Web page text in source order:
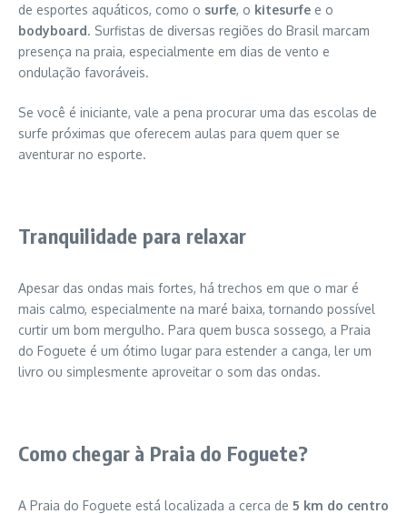
de esportes aquáticos, como o surfe, o kitesurfe e o
bodyboard. Surfistas de diversas regiões do Brasil marcam
presença na praia, especialmente em dias de vento e
ondulação favoráveis.
Se você é iniciante, vale a pena procurar uma das escolas de
surfe próximas que oferecem aulas para quem quer se
aventurar no esporte.
Tranquilidade para relaxar
Apesar das ondas mais fortes, há trechos em que o mar é
mais calmo, especialmente na maré baixa, tornando possível
curtir um bom mergulho. Para quem busca sossego, a Praia
do Foguete é um ótimo lugar para estender a canga, ler um
livro ou simplesmente aproveitar o som das ondas.
Como chegar à Praia do Foguete?
A Praia do Foguete está localizada a cerca de 5 km do centro